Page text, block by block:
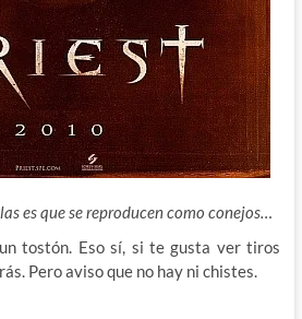
es que se reproducen como conejos…
tostón. Eso sí, si te gusta ver tiros
Pero aviso que no hay ni chistes.